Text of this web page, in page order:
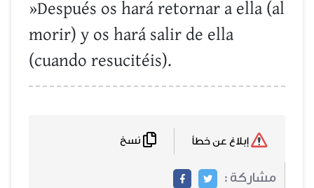
»Después os hará retornar a ella (al
morir) y os hará salir de ella
(cuando resucitéis).
مشاركة :